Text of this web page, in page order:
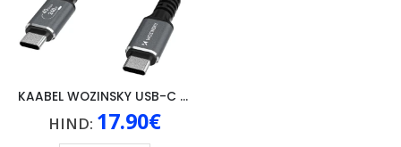
KAABEL WOZINSKY USB-C THUNDERBOLT 4, 240W, 4K, 1M, MUST
HIND: 17.90€